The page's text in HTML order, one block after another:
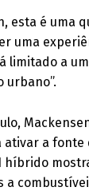
esta é uma
uma
limitado a
urbano”.
a fonte
híbrido
a